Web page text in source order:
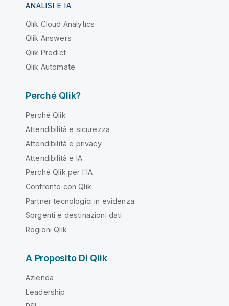
ANALISI E IA
Qlik Cloud Analytics
Qlik Answers
Qlik Predict
Qlik Automate
Perché Qlik?
Perché Qlik
Attendibilità e sicurezza
Attendibilità e privacy
Attendibilità e IA
Perché Qlik per l'IA
Confronto con Qlik
Partner tecnologici in evidenza
Sorgenti e destinazioni dati
Regioni Qlik
A Proposito Di Qlik
Azienda
Leadership